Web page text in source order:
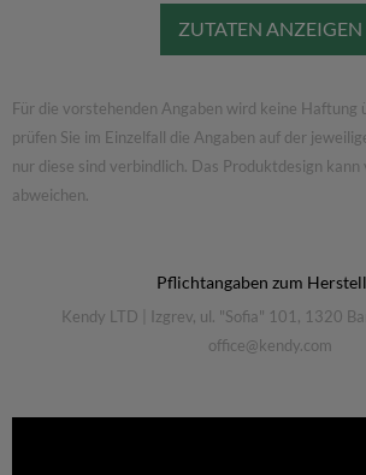
Natriumcitrat (E331)
Acesulfam-K (E950)
Gummi arabicum (E414)
Vitamin C (L-Ascorbinsäure)
Für die vorstehenden Angaben wird keine Haftung
prüfen Sie im Einzelfall die Angaben auf der
nur diese sind verbindlich. Das Produktdesign kann
abweichen.
Pflichtangaben zum
Kendy LTD Izgrev, ul. "Sofia" 101, 1320
office@kendy.com